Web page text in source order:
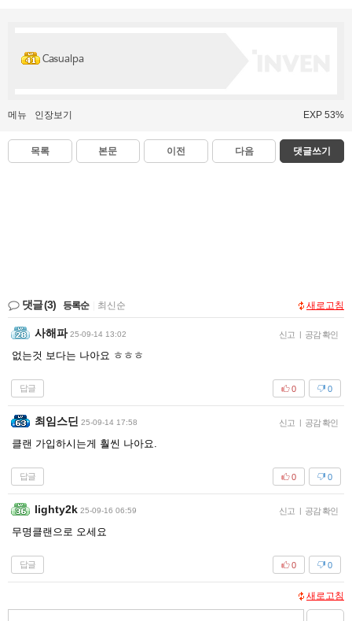
Casualpa
메뉴 인장보기 EXP 53%
목록 본문 이전 다음 댓글쓰기
댓글(3) 등록순 최신순 새로고침
사해파 25-09-14 13:02 신고 | 공감 확인
없는것 보다는 나아요 ㅎㅎㅎ
답글 0
0
최임스딘 25-09-14 17:58 신고 | 공감 확인
클랜 가입하시는게 훨씬 나아요.
답글 0
0
lighty2k 25-09-16 06:59 신고 | 공감 확인
무명클랜으로 오세요
답글 0
0
새로고침